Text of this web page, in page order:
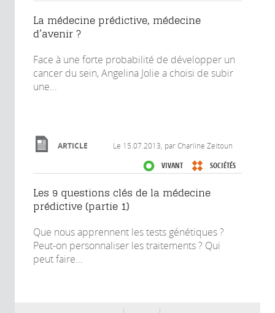
La médecine prédictive, médecine
d’avenir ?
Face à une forte probabilité de développer un
cancer du sein, Angelina Jolie a choisi de subir
une...
ARTICLE Le 15.07.2013 , par Charline Zeitoun
VIVANT SOCIÉTÉS
Les 9 questions clés de la médecine
prédictive (partie 1)
Que nous apprennent les tests génétiques ?
Peut-on personnaliser les traitements ? Qui
peut faire...